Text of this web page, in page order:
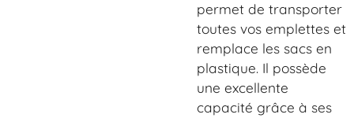
permet de transporter
toutes vos emplettes et
remplace les sacs en
plastique. Il possède
une excellente
capacité grâce à ses